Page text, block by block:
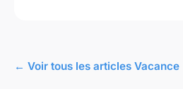
← Voir tous les articles Vacance